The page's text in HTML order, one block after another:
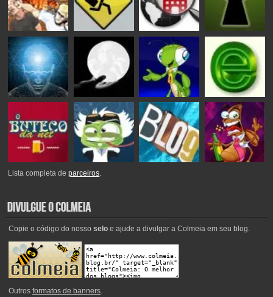
Lista completa deparceiros.
Copie o código do nosso seloe ajude a divulgar a Colmeia em seu blog.
Outros formatos de banners.